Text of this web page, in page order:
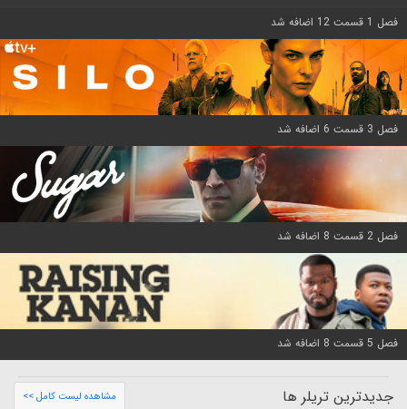
فصل 1 قسمت 12 اضافه شد
فصل 3 قسمت 6 اضافه شد
فصل 2 قسمت 8 اضافه شد
فصل 5 قسمت 8 اضافه شد
جدیدترین تریلر ها مشاهده لیست کامل >>